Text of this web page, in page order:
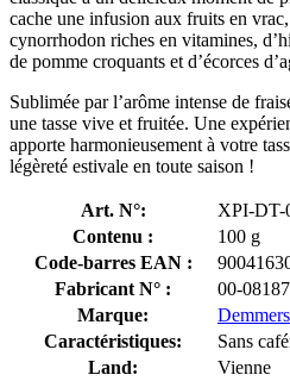
cache une infusion aux fruits en vrac,
cynorrhodon riches en vitamines,
de pomme croquants et d’écorces
Sublimée par l’arôme intense de
une tasse vive et fruitée. Une
apporte harmonieusement à votre
légèreté estivale en toute saison !
Art. N°:
XPI-DT-
Contenu :
100 g
Code-barres EAN :
Fabricant N° :
00-08187
Marque:
Caractéristiques:
Sans
Land:
Vienne